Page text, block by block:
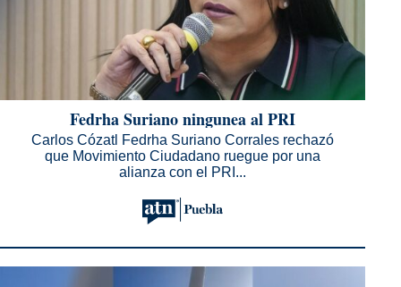
Fedrha Suriano ningunea al PRI
Carlos Cózatl Fedrha Suriano Corrales rechazó
que Movimiento Ciudadano ruegue por una
alianza con el PRI...